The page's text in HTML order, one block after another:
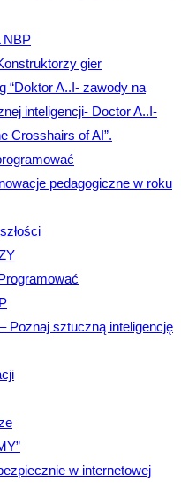
NBP
gier
“Doktor A..I- zawody na
inteligencji- Doctor A..I-
Crosshairs of AI”.
pedagogiczne w roku
Poznaj sztuczną inteligencję
w internetowej